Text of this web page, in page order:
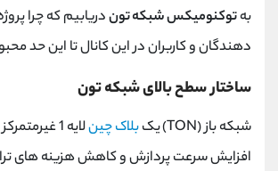
بهتوکنومیکس شبکه توندریابیم که چرا
دهندگان و کاربران در این کانال تا این حد
ساختار سطح بالای شبکه تون
شبکه باز (TON
(یکبلاک چین
لایه 1
افزایش سرعت پردازش و کاهش هزینه های